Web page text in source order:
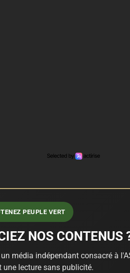
PEUPLE VERT
NOS CONTENUS
média indépendant consacré à
lecture sans publicité.